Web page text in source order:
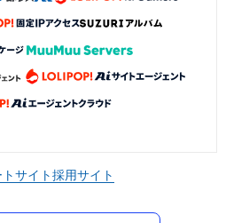
サイト採用サイト